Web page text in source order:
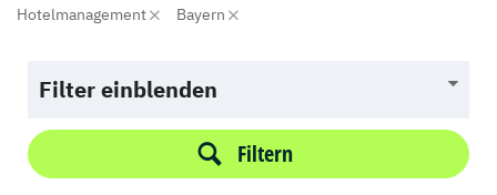
Hotelmanagement Bayern
Filter einblenden
Filtern